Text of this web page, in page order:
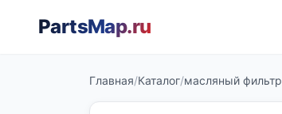
PartsMap.ru
Главная/Каталог/масляный фильтр